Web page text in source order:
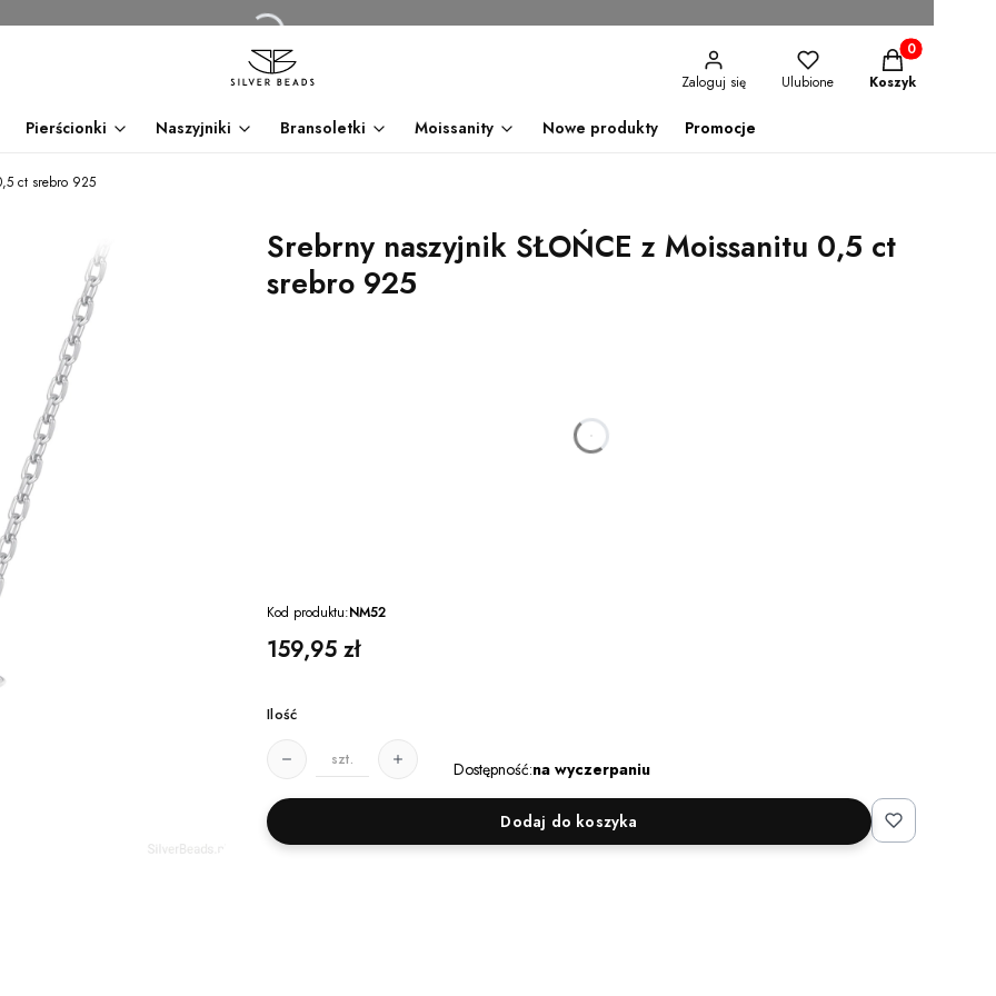
Zaloguj się Ulubione
Produkty w
Koszyk
Pierścionki Naszyjniki Bransoletki Moissanity Nowe produkty Promocje
ct srebro 925
Srebrny naszyjnik SŁOŃCE z Moissanitu 0,5 ct
srebro 925
godzin
Kod produktu:NM52
Cena
159,95 zł
Ilość
szt. Dostępność:na wyczerpaniu
Dodaj do koszyka